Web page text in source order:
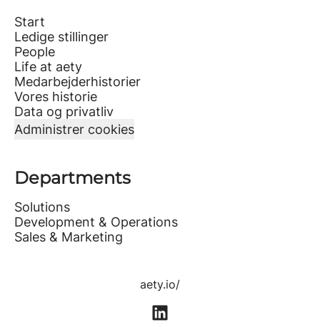
Start
Ledige stillinger
People
Life at aety
Medarbejderhistorier
Vores historie
Data og privatliv
Administrer cookies
Departments
Solutions
Development & Operations
Sales & Marketing
aety.io/